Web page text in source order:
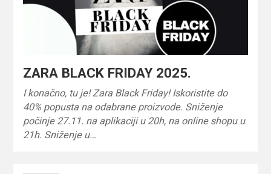
ZARA BLACK FRIDAY 2025.
I konačno, tu je! Zara Black Friday! Iskoristite do
40% popusta na odabrane proizvode. Sniženje
počinje 27.11. na aplikaciji u 20h, na online shopu u
21h. Sniženje u…